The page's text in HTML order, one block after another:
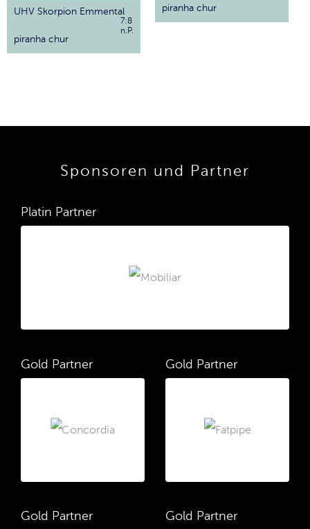
UHV Skorpion Emmental
piranha chur
7:8
n.P.
piranha chur
Sponsoren und Partner
Platin Partner
Gold Partner Gold Partner
Gold Partner Gold Partner